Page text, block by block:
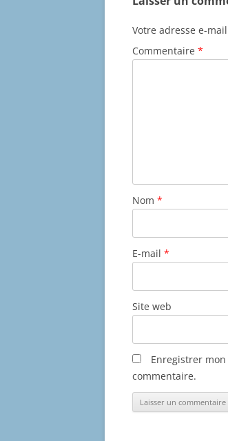
Votre adresse e-
Commentaire *
Nom *
E-mail *
Site web
Enregistrer
commentaire.